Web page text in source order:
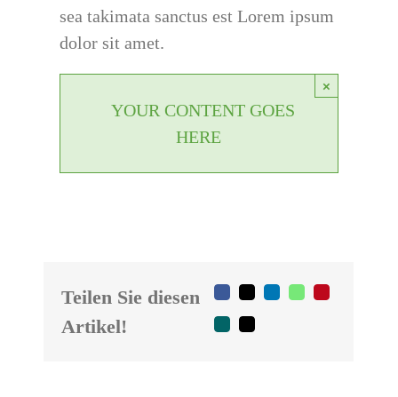
sea takimata sanctus est Lorem ipsum
dolor sit amet.
YOUR CONTENT GOES
HERE
×
Teilen Sie diesen
Artikel!
Facebook
X LinkedIn
WhatsApp
Pinterest
Xing
E-